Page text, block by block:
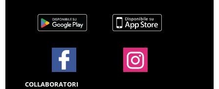
COLLABORATORI